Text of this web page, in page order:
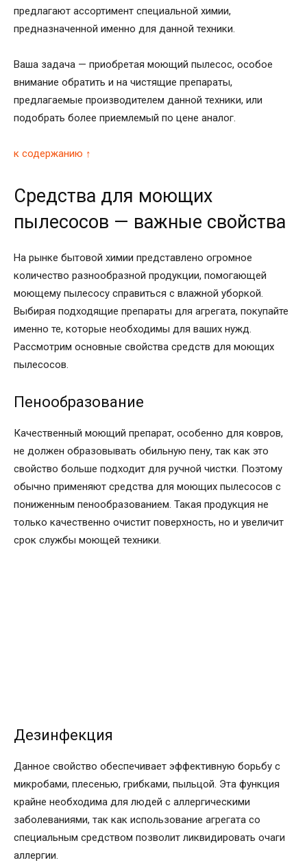
предлагают ассортимент специальной химии,
предназначенной именно для данной техники.
Ваша задача — приобретая моющий пылесос, особое
внимание обратить и на чистящие препараты,
предлагаемые производителем данной техники, или
подобрать более приемлемый по цене аналог.
к содержанию ↑
Средства для моющих
пылесосов — важные свойства
На рынке бытовой химии представлено огромное
количество разнообразной продукции, помогающей
моющему пылесосу справиться с влажной уборкой.
Выбирая подходящие препараты для агрегата, покупайте
именно те, которые необходимы для ваших нужд.
Рассмотрим основные свойства средств для моющих
пылесосов.
Пенообразование
Качественный моющий препарат, особенно для ковров,
не должен образовывать обильную пену, так как это
свойство больше подходит для ручной чистки. Поэтому
обычно применяют средства для моющих пылесосов с
пониженным пенообразованием. Такая продукция не
только качественно очистит поверхность, но и увеличит
срок службы моющей техники.
Дезинфекция
Данное свойство обеспечивает эффективную борьбу с
микробами, плесенью, грибками, пыльцой. Эта функция
крайне необходима для людей с аллергическими
заболеваниями, так как использование агрегата со
специальным средством позволит ликвидировать очаги
аллергии.